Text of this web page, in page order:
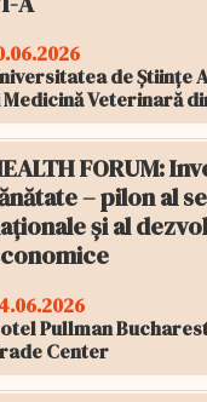
de Științe
Medicină Veterinară
FORUM:
– pilon al
și al
Pullman
Center